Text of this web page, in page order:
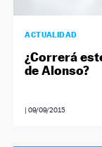
ACTUALIDAD
¿Correrá
de Alonso?
|09/09/2015